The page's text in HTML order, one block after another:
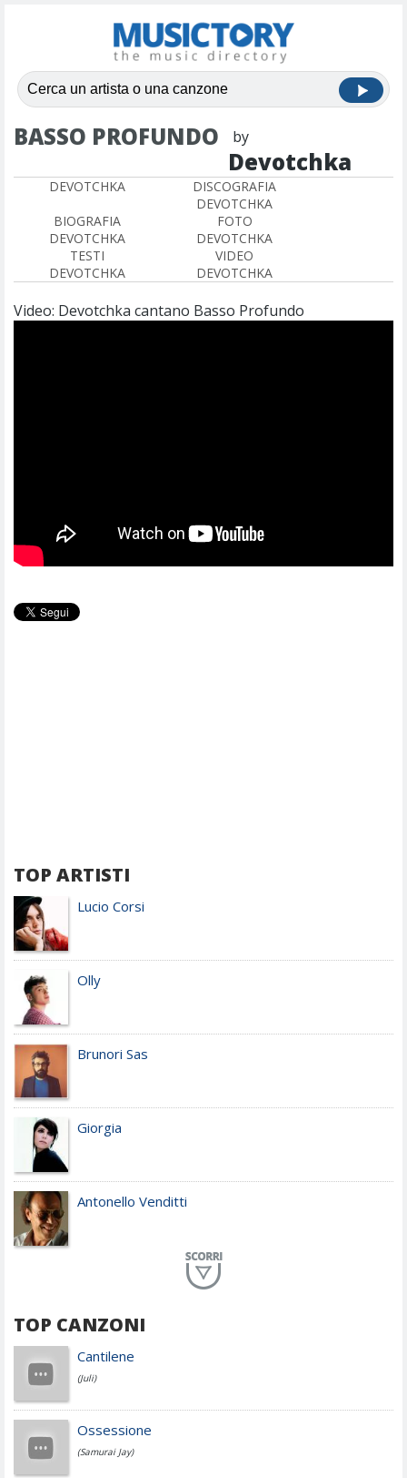
BASSO PROFUNDO by
Devotchka
DEVOTCHKA
DISCOGRAFIA
DEVOTCHKA
BIOGRAFIA
DEVOTCHKA
FOTO
DEVOTCHKA
TESTI
DEVOTCHKA
VIDEO
DEVOTCHKA
Video: Devotchka cantano Basso Profundo
TOP ARTISTI
Lucio Corsi
Olly
Brunori Sas
Giorgia
Antonello Venditti
Achille Lauro
Cesare Cremonini
TOP CANZONI
Cantilene
(Juli)
Ossessione
(Samurai Jay)